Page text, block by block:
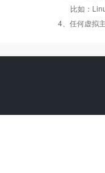
错误页面定义
数据自助恢复
比如：
4、任何虚拟